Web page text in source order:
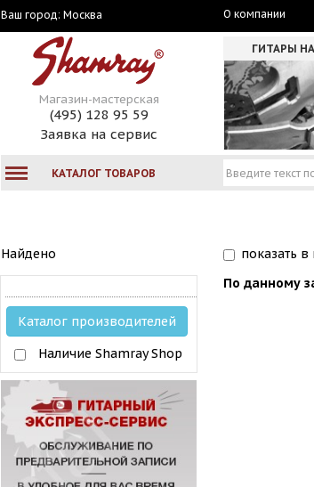
Ваш город: Москва О компании
Магазин-мастерская
(495) 128 95 59
Заявка на сервис
ГИТАРЫ
КАТАЛОГ ТОВАРОВ
Найдено показать
Каталог производителей
Наличие Shamray Shop
По данному